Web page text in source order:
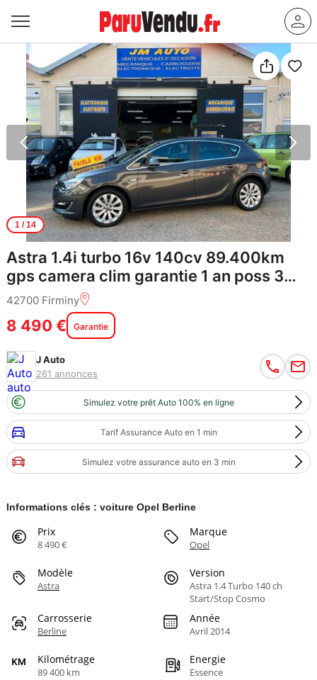
1/ 14
Astra 1.4i turbo 16v 140cv 89.400km
gps camera clim garantie 1 an poss 3
ans
42700 Firminy
8 490 € Garantie
J Auto
261 annonces
Simulez votre prêt Auto 100% en ligne
Tarif Assurance Auto en 1 min
Simulez votre assurance auto en 3 min
Informations clés : voiture Opel Berline
Prix
8 490 €
Marque
Opel
Modèle
Astra
Version
Astra 1.4 Turbo 140 ch
Start/Stop Cosmo
Carrosserie
Berline
Année
Avril 2014
Kilométrage
89 400 km
Energie
Essence